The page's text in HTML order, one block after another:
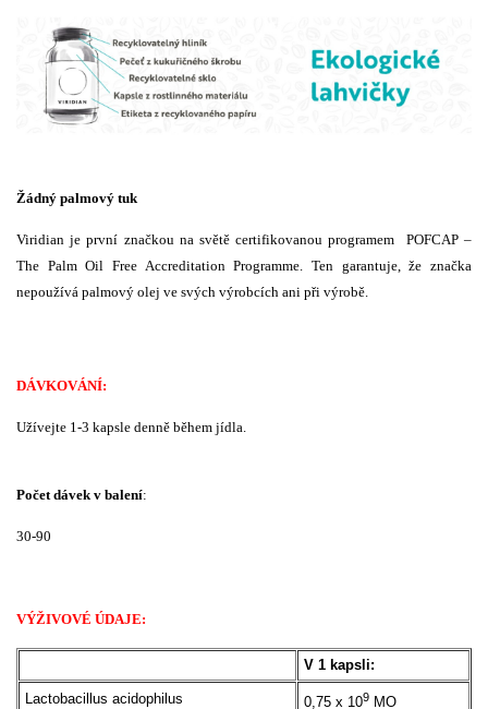
Žádný palmový tuk
Viridian je první značkou na světě certifikovanou programem POFCAP –
The Palm Oil Free Accreditation Programme. Ten garantuje, že značka
nepoužívá palmový olej ve svých výrobcích ani při výrobě.
DÁVKOVÁNÍ:
Užívejte 1-3 kapsle denně během jídla.
Počet dávek v balení:
30-90
VÝŽIVOVÉ ÚDAJE:
V 1 kapsli:
Lactobacillus acidophilus 0,75 x 109 MO